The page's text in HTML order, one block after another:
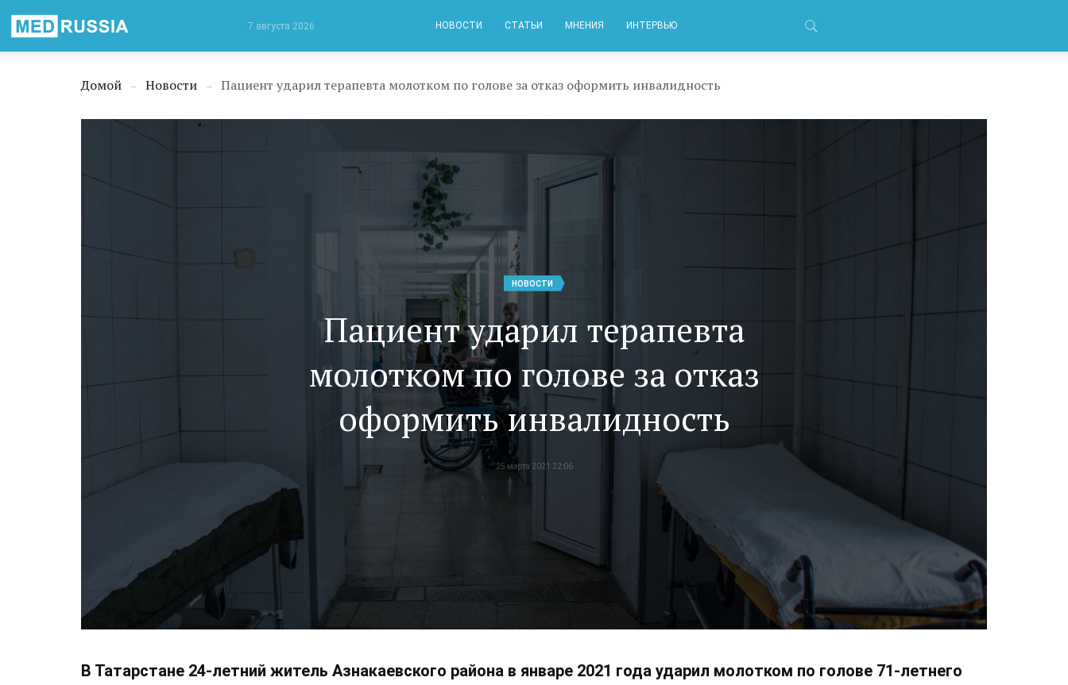
7 августа 2026 НОВОСТИ СТАТЬИ МНЕНИЯ ИНТЕРВЬЮ
Домой → Новости → Пациент ударил терапевта молотком по голове за отказ оформить инвалидность
НОВОСТИ
Пациент ударил терапевта
молотком по голове за отказ
оформить инвалидность
25 марта 2021 22:06
В Татарстане 24-летний житель Азнакаевского района в январе 2021 года ударил молотком по голове 71-летнего